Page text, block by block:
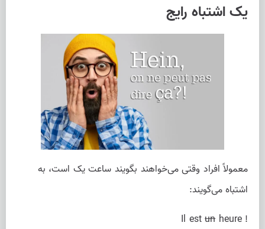
یک اشتباه رایج
معمولاً افراد وقتی می‌خواهند بگویند ساعت یک است، به
اشتباه می‌گویند:
Il estunheure !